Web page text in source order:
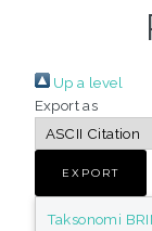
Up a level
Export as
Taksonomi